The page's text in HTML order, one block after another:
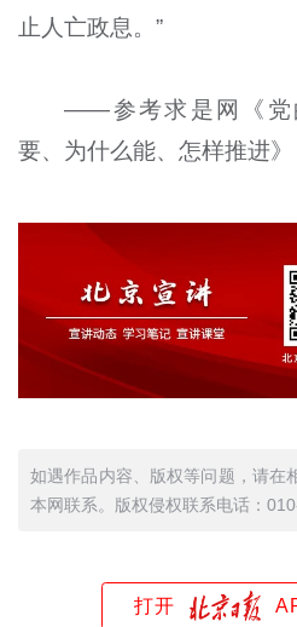
止人亡政息。”
——参考求是网《党
要、为什么能、怎样推进》
如遇作品内容、版权等问题，请在
本网联系。版权侵权联系电话：
打开